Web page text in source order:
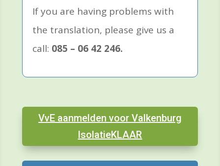
If you are having problems with
the translation, please give us a
call: 085 – 06 42 246.
VvE aanmelden voor Valkenburg
IsolatieKLAAR